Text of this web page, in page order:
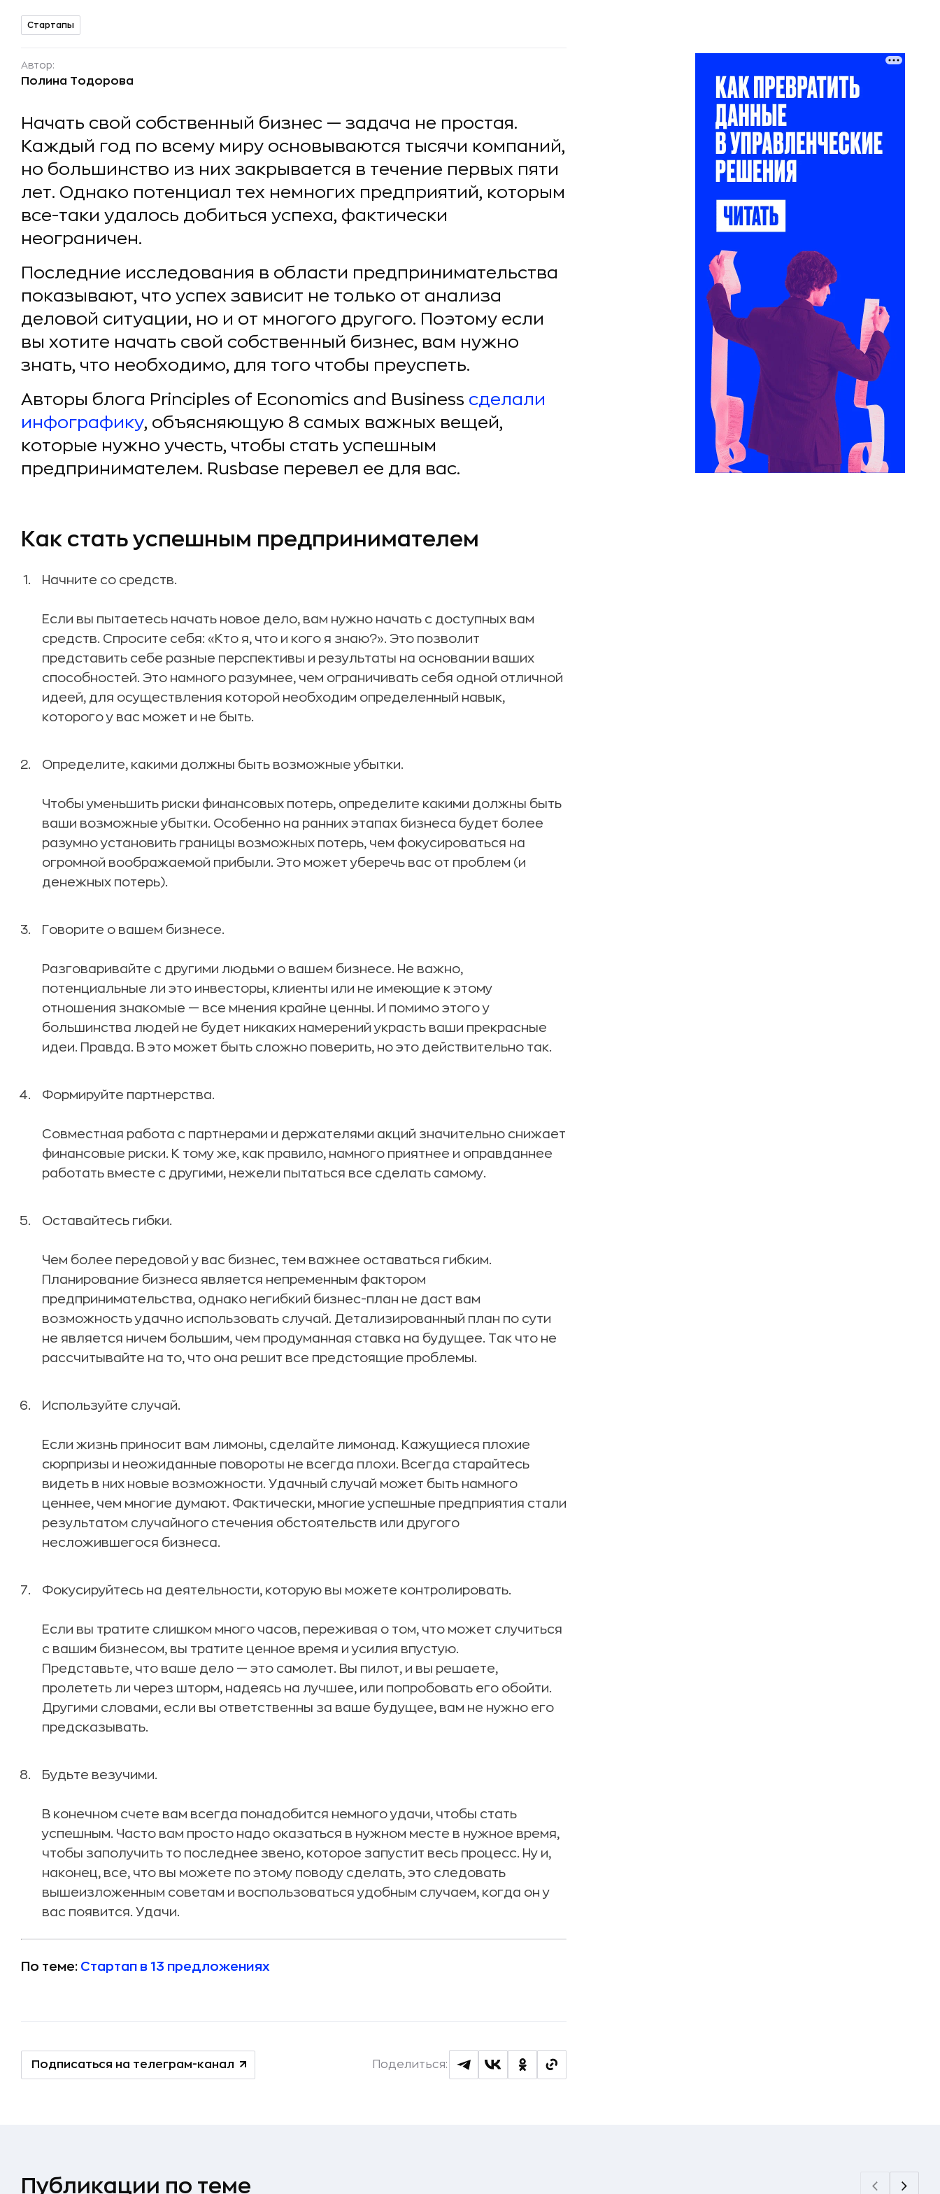
Стартапы
Автор:
Полина Тодорова
Начать свой собственный бизнес — задача не простая.
Каждый год по всему миру основываются тысячи компаний,
но большинство из них закрывается в течение первых пяти
лет. Однако потенциал тех немногих предприятий, которым
все-таки удалось добиться успеха, фактически
неограничен.
Последние исследования в области предпринимательства
показывают, что успех зависит не только от анализа
деловой ситуации, но и от многого другого. Поэтому если
вы хотите начать свой собственный бизнес, вам нужно
знать, что необходимо, для того чтобы преуспеть.
Авторы блога Principles of Economics and Business сделали
инфографику, объясняющую 8 самых важных вещей,
которые нужно учесть, чтобы стать успешным
предпринимателем. Rusbase перевел ее для вас.
Как стать успешным предпринимателем
Начните со средств.
Если вы пытаетесь начать новое дело, вам нужно начать с доступных вам
средств. Спросите себя: «Кто я, что и кого я знаю?». Это позволит
представить себе разные перспективы и результаты на основании ваших
способностей. Это намного разумнее, чем ограничивать себя одной отличной
идеей, для осуществления которой необходим определенный навык,
которого у вас может и не быть.
Определите, какими должны быть возможные убытки.
Чтобы уменьшить риски финансовых потерь, определите какими должны быть
ваши возможные убытки. Особенно на ранних этапах бизнеса будет более
разумно установить границы возможных потерь, чем фокусироваться на
огромной воображаемой прибыли. Это может уберечь вас от проблем (и
денежных потерь).
Говорите о вашем бизнесе.
Разговаривайте с другими людьми о вашем бизнесе. Не важно,
потенциальные ли это инвесторы, клиенты или не имеющие к этому
отношения знакомые — все мнения крайне ценны. И помимо этого у
большинства людей не будет никаких намерений украсть ваши прекрасные
идеи. Правда. В это может быть сложно поверить, но это действительно так.
Формируйте партнерства.
Совместная работа с партнерами и держателями акций значительно снижает
финансовые риски. К тому же, как правило, намного приятнее и оправданнее
работать вместе с другими, нежели пытаться все сделать самому.
Оставайтесь гибки.
Чем более передовой у вас бизнес, тем важнее оставаться гибким.
Планирование бизнеса является непременным фактором
предпринимательства, однако негибкий бизнес-план не даст вам
возможность удачно использовать случай. Детализированный план по сути
не является ничем большим, чем продуманная ставка на будущее. Так что не
рассчитывайте на то, что она решит все предстоящие проблемы.
Используйте случай.
Если жизнь приносит вам лимоны, сделайте лимонад. Кажущиеся плохие
сюрпризы и неожиданные повороты не всегда плохи. Всегда старайтесь
видеть в них новые возможности. Удачный случай может быть намного
ценнее, чем многие думают. Фактически, многие успешные предприятия стали
результатом случайного стечения обстоятельств или другого
несложившегося бизнеса.
Фокусируйтесь на деятельности, которую вы можете контролировать.
Если вы тратите слишком много часов, переживая о том, что может случиться
с вашим бизнесом, вы тратите ценное время и усилия впустую.
Представьте, что ваше дело — это самолет. Вы пилот, и вы решаете,
пролететь ли через шторм, надеясь на лучшее, или попробовать его обойти.
Другими словами, если вы ответственны за ваше будущее, вам не нужно его
предсказывать.
Будьте везучими.
В конечном счете вам всегда понадобится немного удачи, чтобы стать
успешным. Часто вам просто надо оказаться в нужном месте в нужное время,
чтобы заполучить то последнее звено, которое запустит весь процесс. Ну и,
наконец, все, что вы можете по этому поводу сделать, это следовать
вышеизложенным советам и воспользоваться удобным случаем, когда он у
вас появится. Удачи.
По теме: Стартап в 13 предложениях
Подписаться на телеграм-канал Поделиться:
Публикации по теме